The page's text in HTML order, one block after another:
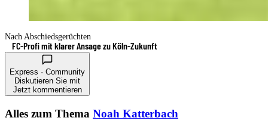
Nach Abschiedsgerüchten
FC-Profi mit klarer Ansage zu Köln-Zukunft
Express · Community
Diskutieren Sie mit
Jetzt kommentieren
Alles zum Thema Noah Katterbach